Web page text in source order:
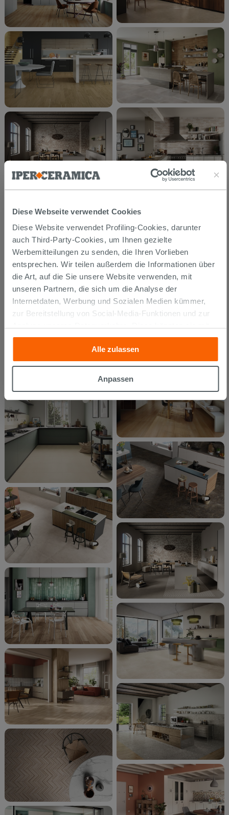
Diese Webseite verwendet Cookies
Diese Website verwendet Profiling-Cookies, darunter
auch Third-Party-Cookies, um Ihnen gezielte
Werbemitteilungen zu senden, die Ihren Vorlieben
entsprechen. Wir teilen außerdem die Informationen über
die Art, auf die Sie unsere Website verwenden, mit
unseren Partnern, die sich um die Analyse der
Internetdaten, Werbung und Sozialen Medien kümmer,
zur Bereitstellung von Social-Media-Funktionen und zur
anderen Informationen, die Sie ihnen geliefert haben oder
die sie aufgrund Ihrer Verwendung ihrer Dienste
gesammelt haben, kombinieren. Falls Sie mehr wissen
möchten oder Ihre Zustimmung zu allen oder einigen
Zustimmung kann durch Klicken auf die Schaltfläche
„Cookies akzeptieren“ gegeben werden. Wenn Sie auf
die Schaltfläche "X" klicken, können Sie das Surfen erst
nach der Installation der technischen Cookies fortsetzen.
Alle zulassen
Anpassen